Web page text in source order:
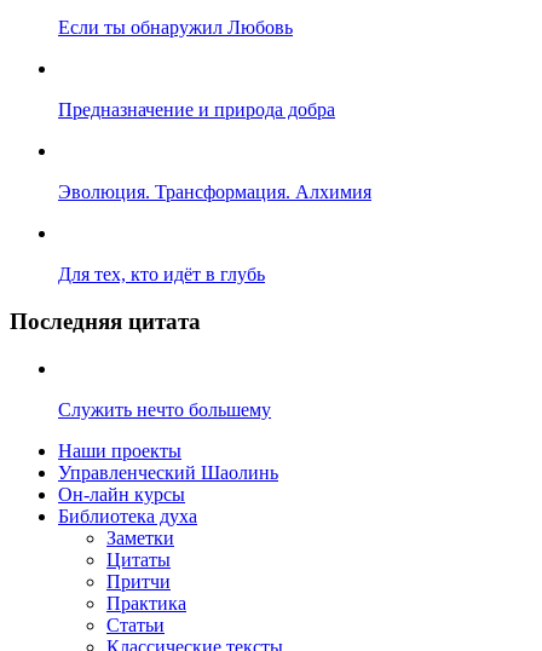
Если ты обнаружил Любовь
Предназначение и природа добра
Эволюция. Трансформация. Алхимия
Для тех, кто идёт в глубь
Последняя цитата
Служить нечто большему
Наши проекты
Управленческий Шаолинь
Он-лайн курсы
Библиотека духа
Заметки
Цитаты
Притчи
Практика
Статьи
Классические тексты